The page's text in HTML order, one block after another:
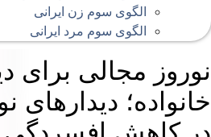
الگوی سوم زن ایرانی
الگوی سوم مرد ایرانی
مجالی برای
دیدارهای